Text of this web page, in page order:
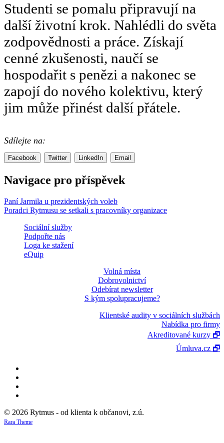
Studenti se pomalu připravují na
další životní krok. Nahlédli do světa
zodpovědnosti a práce. Získají
cenné zkušenosti, naučí se
hospodařit s penězi a nakonec se
zapojí do nového kolektivu, který
jim může přinést další přátele.
Sdílejte na:
Facebook Twitter LinkedIn Email
Navigace pro příspěvek
Paní Jarmila u prezidentských voleb
Poradci Rytmusu se setkali s pracovníky organizace
Sociální služby
Podpořte nás
Loga ke stažení
eQuip
Volná místa
Dobrovolnictví
Odebírat newsletter
S kým spolupracujeme?
Klientské audity v sociálních službách
Nabídka pro firmy
Akreditované kurzy 🗗
Úmluva.cz 🗗
© 2026 Rytmus - od klienta k občanovi, z.ú.
Rara Theme